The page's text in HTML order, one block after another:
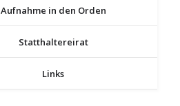
Aufnahme in den Orden
Statthaltereirat
Links